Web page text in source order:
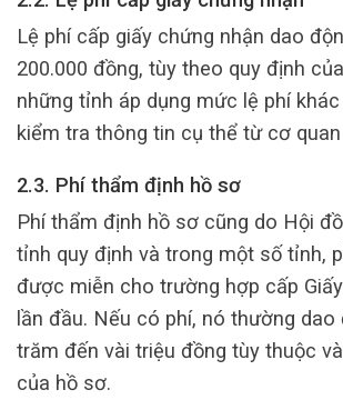
Lệ phí cấp giấy chứng nhận dao
200.000 đồng, tùy theo quy định
những tỉnh áp dụng mức lệ phí khác
kiểm tra thông tin cụ thể từ cơ
2.3. Phí thẩm định hồ sơ
Phí thẩm định hồ sơ cũng do Hội
tỉnh quy định và trong một số tỉnh,
được miễn cho trường hợp cấp
lần đầu. Nếu có phí, nó thường dao
trăm đến vài triệu đồng tùy thuộc
của hồ sơ.